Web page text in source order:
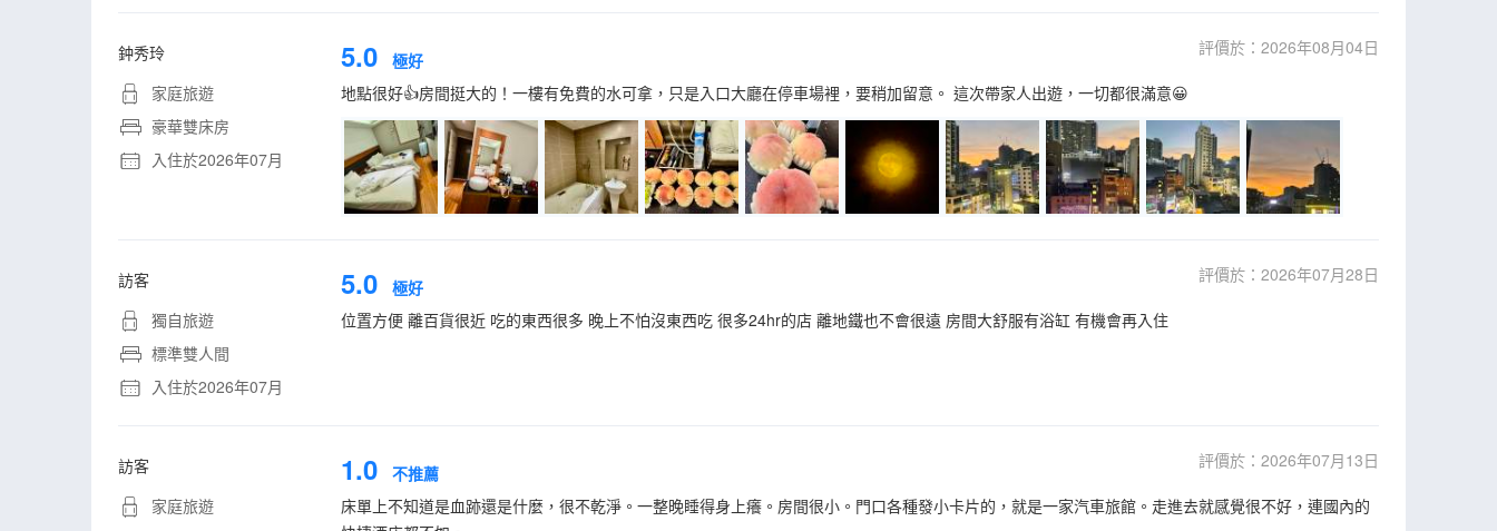
鈡秀玲
家庭旅遊
豪華雙床房
入住於2026年07月
5.0 極好
評價於：2026年08月04日
地點很好👍房間挺大的！一樓有免費的水可拿，只是入口大廳在停車場裡，要稍加留意。 這次帶家人出遊，一切都很滿意😀
訪客
獨自旅遊
標準雙人間
入住於2026年07月
5.0 極好
評價於：2026年07月28日
位置方便 離百貨很近 吃的東西很多 晚上不怕沒東西吃 很多24hr的店 離地鐵也不會很遠 房間大舒服有浴缸 有機會再入住
訪客
家庭旅遊
1.0 不推薦
評價於：2026年07月13日
床單上不知道是血跡還是什麼，很不乾淨。一整晚睡得身上癢。房間很小。門口各種發小卡片的，就是一家汽車旅館。走進去就感覺很不好，連國內的